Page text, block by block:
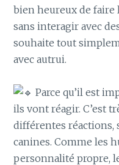
bien heureux de faire
sans interagir avec
souhaite tout
avec autrui.
Parce qu’il est
ils vont réagir. C’est
différentes réactions,
canines. Comme les
personnalité propre,